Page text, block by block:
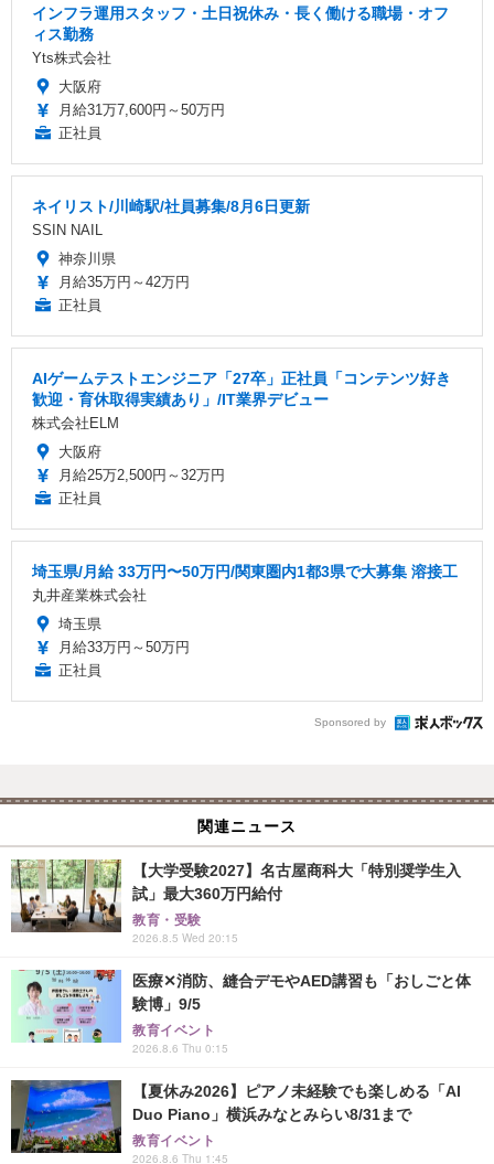
インフラ運用スタッフ・土日祝休み・長く働ける職場・オフ
ィス勤務
Yts株式会社
大阪府
月給31万7,600円～50万円
正社員
ネイリスト/川崎駅/社員募集/8月6日更新
SSIN NAIL
神奈川県
月給35万円～42万円
正社員
AIゲームテストエンジニア「27卒」正社員「コンテンツ好き
歓迎・育休取得実績あり」/IT業界デビュー
株式会社ELM
大阪府
月給25万2,500円～32万円
正社員
埼玉県/月給 33万円〜50万円/関東圏内1都3県で大募集 溶接工
丸井産業株式会社
埼玉県
月給33万円～50万円
正社員
Sponsored by
関連ニュース
【大学受験2027】名古屋商科大「特別奨学生入
試」最大360万円給付
教育・受験
2026.8.5 Wed 20:15
医療✕消防、縫合デモやAED講習も「おしごと体
験博」9/5
教育イベント
2026.8.6 Thu 0:15
【夏休み2026】ピアノ未経験でも楽しめる「AI
Duo Piano」横浜みなとみらい8/31まで
教育イベント
2026.8.6 Thu 1:45